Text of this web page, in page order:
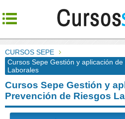
CURSOS SEPE
Cursos Sepe Gestión y aplicación
Laborales
Cursos Sepe Gestión y
Prevención de Riesgos